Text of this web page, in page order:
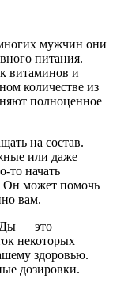
мужчин они
питания.
витаминов и
количестве из
полноценное
на состав.
или даже
то начать
Он может помочь
вам.
— это
некоторых
здоровью.
дозировки.